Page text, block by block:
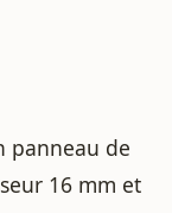
panneau de
16 mm et